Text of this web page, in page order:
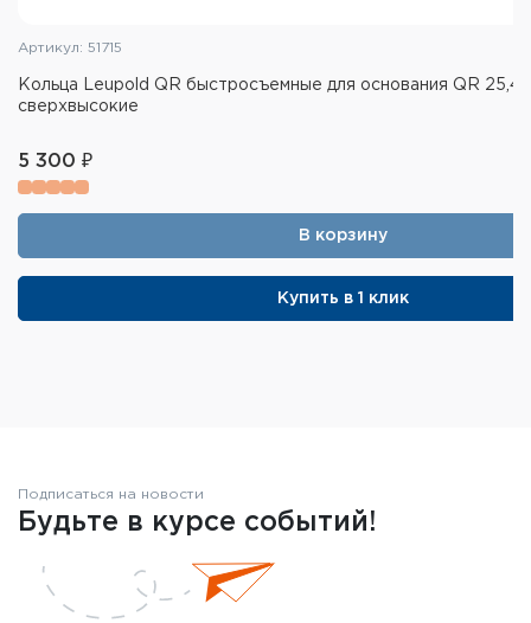
Артикул: 51715
Кольца Leupold QR быстросъемные для основания QR
сверхвысокие
5 300 ₽
В корзину
Купить в 1 клик
Подписаться на новости
Будьте в курсе событий!